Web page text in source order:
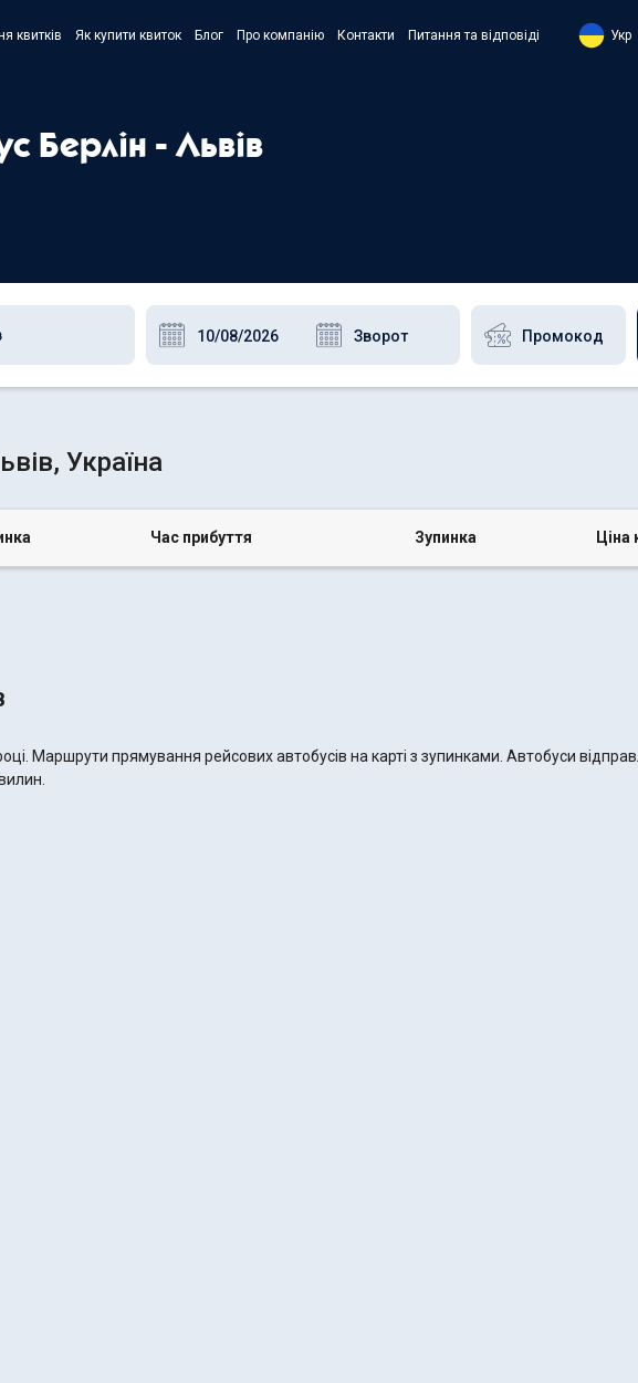
квитків Як купити квиток Блог Про компанію Контакти Питання та відповіді Укр
Берлін - Львів
Україна
Час прибуття Зупинка Ціна
Маршрути прямування рейсових автобусів на карті з зупинками. Автобуси